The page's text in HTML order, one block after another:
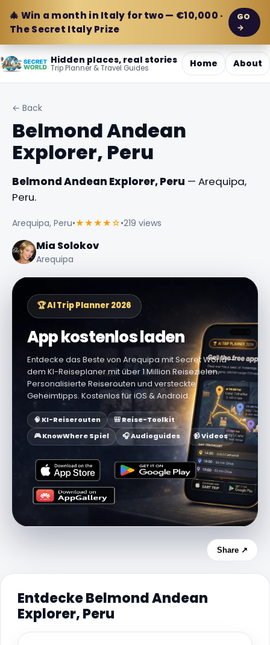
🎄 Win a month in Italy for two — €10,000 ·
The Secret Italy Prize
GO
→
Hidden places, real stories
Trip Planner & Travel Guides Home About
← Back
Belmond Andean
Explorer, Peru
Belmond Andean Explorer, Peru — Arequipa,
Peru.
Arequipa, Peru•★★★★☆•219 views
Mia Solokov
Arequipa
🏆 AI Trip Planner 2026
App kostenlos laden
Entdecke das Beste von Arequipa mit Secret World —
dem KI-Reiseplaner mit über 1 Million Reisezielen.
Personalisierte Reiserouten und versteckte
Geheimtipps. Kostenlos für iOS & Android.
🧠 KI-Reiserouten
🎒 Reise-Toolkit
🎮 KnowWhere Spiel
🎧 Audioguides 📹 Videos
Share ↗
Entdecke Belmond Andean
Explorer, Peru